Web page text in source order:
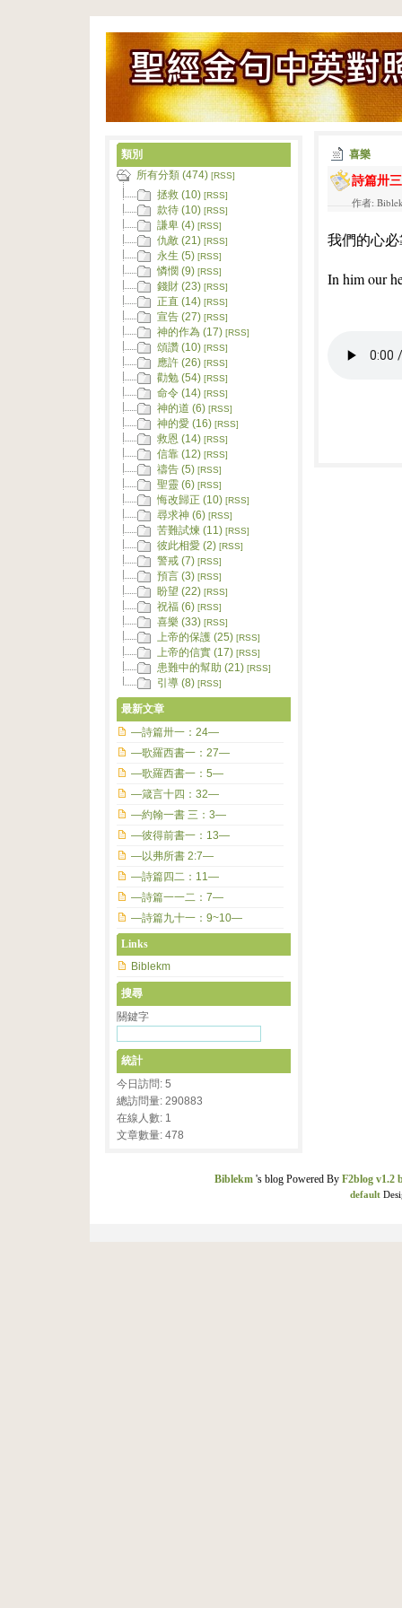
喜樂
詩篇卅
作者:
我們的心
In him our
類別
所有分類 (474) [RSS]
拯救 (10) [RSS]
款待 (10) [RSS]
謙卑 (4) [RSS]
仇敵 (21) [RSS]
永生 (5) [RSS]
憐憫 (9) [RSS]
錢財 (23) [RSS]
正直 (14) [RSS]
宣告 (27) [RSS]
神的作為 (17) [RSS]
頌讚 (10) [RSS]
應許 (26) [RSS]
勸勉 (54) [RSS]
命令 (14) [RSS]
神的道 (6) [RSS]
神的愛 (16) [RSS]
救恩 (14) [RSS]
信靠 (12) [RSS]
禱告 (5) [RSS]
聖靈 (6) [RSS]
悔改歸正 (10) [RSS]
尋求神 (6) [RSS]
苦難試煉 (11) [RSS]
彼此相愛 (2) [RSS]
警戒 (7) [RSS]
預言 (3) [RSS]
盼望 (22) [RSS]
祝福 (6) [RSS]
喜樂 (33) [RSS]
上帝的保護 (25) [RSS]
上帝的信實 (17) [RSS]
患難中的幫助 (21) [RSS]
引導 (8) [RSS]
最新文章
—詩篇卅一：24—
—歌羅西書一：27—
—歌羅西書一：5—
—箴言十四：32—
—約翰一書 三：3—
—彼得前書一：13—
—以弗所書 2:7—
—詩篇四二：11—
—詩篇一一二：7—
—詩篇九十一：9~10—
Links
Biblekm
搜尋
關鍵字
統計
今日訪問: 5
總訪問量: 290883
在線人數: 1
文章數量: 478
Biblekm 's blog Powered By F2blog v1.2
default